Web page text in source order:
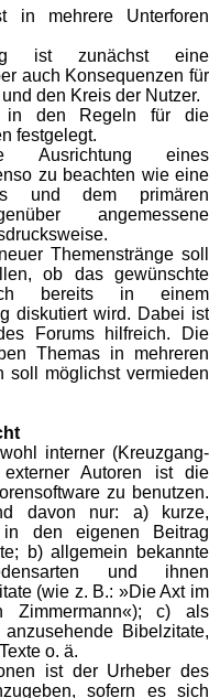
in mehrere Unterforen
ist zunächst eine
auch Konsequenzen für
den Kreis der Nutzer.
in den Regeln für die
festgelegt.
Ausrichtung eines
zu beachten wie eine
und dem primären
angemessene
Themenstränge soll
ob das gewünschte
bereits in einem
diskutiert wird. Dabei ist
Forums hilfreich. Die
Themas in mehreren
soll möglichst vermieden
interner (Kreuzgang-
Autoren ist die
zu benutzen.
davon nur: a) kurze,
in den eigenen Beitrag
b) allgemein bekannte
und ihnen
(wie z. B.: »Die Axt im
Zimmermann«); c) als
Bibelzitate,
o. ä.
ist der Urheber des
sofern es sich